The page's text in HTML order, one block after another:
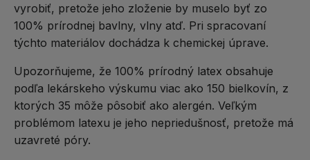
vyrobiť, pretože jeho zloženie by muselo byť zo
100% prírodnej bavlny, vlny atď. Pri spracovaní
týchto materiálov dochádza k chemickej úprave.
Upozorňujeme, že 100% prírodný latex obsahuje
podľa lekárskeho výskumu viac ako 150 bielkovín, z
ktorých 35 môže pôsobiť ako alergén. Veľkým
problémom latexu je jeho nepriedušnosť, pretože má
uzavreté póry.